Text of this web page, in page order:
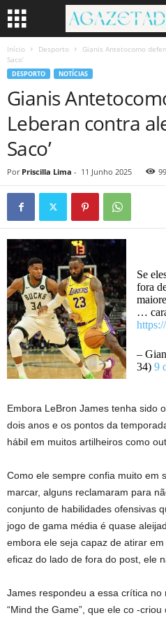
Início Desporto
Gianis Antetocomo
Saco’
DESPORTO NOTÍCIAS
Gianis
Leberan contra
Saco’
Por Priscilla Lima - 11 Junho 2025 99
Se
fora
…
–
34)9
Embora LeBron James tenha sido
dois anos e os pontos da
hábil em muitos artilheiros como
Como ele sempre confia muito em
marcar, alguns reclamaram para
conjunto de habilidades ofensivas
jogo de gama média é quase
embora ele seja capaz de atirar
eficaz do lado de fora do post, ele
James respondeu a essa crítica no
“Mind the Game”, que ele co -